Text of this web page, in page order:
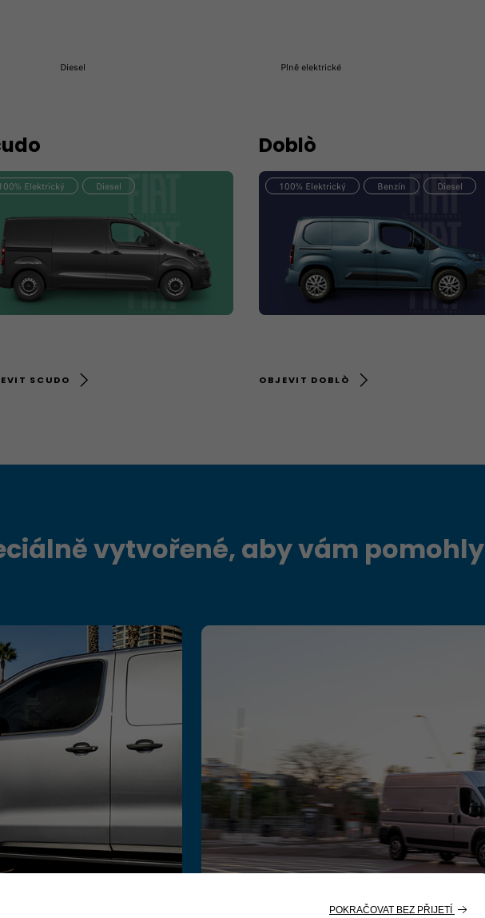
Diesel Plně elektrické
Elektrický Diesel
SCUDO
Doblò
100% Elektrický Benzín Diesel
OBJEVIT DOBLÒ
vytvořené, aby vám pomohly